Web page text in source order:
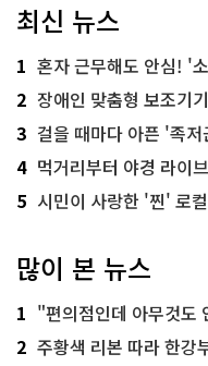
최신 뉴스
1 혼자 근무해도 안심! '
2 장애인 맞춤형 보조기기
3 걸을 때마다 아픈 '족저근
4 먹거리부터 야경 라이
5 시민이 사랑한 '찐' 로컬
많이 본 뉴스
1 "편의점인데 아무것도 안 팔
2 주황색 리본 따라 한강부터